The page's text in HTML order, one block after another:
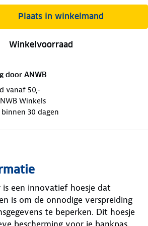
Plaats in winkelmand
Winkelvoorraad
door ANWB
vanaf 50,-
Winkels
30 dagen
is een innovatief hoesje dat
is om de onnodige verspreiding
te beperken. Dit hoesje